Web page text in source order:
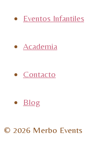
Eventos Infantiles
Academia
Contacto
Blog
© 2026 Merbo Events